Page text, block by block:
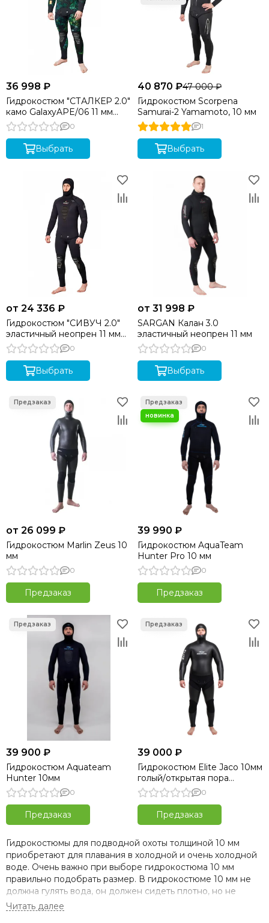
36 998 ₽
Гидрокостюм "СТАЛКЕР 2.0"
камо GalaxyAPE/06 11 мм
SARGAN
0
Выбрать
40 870 ₽47 000 ₽
Гидрокостюм Scorpena
Samurai-2 Yamamoto, 10 мм
1
Выбрать
от 24 336 ₽
Гидрокостюм "СИВУЧ 2.0"
эластичный неопрен 11 мм
SARGAN
0
Выбрать
от 31 998 ₽
SARGAN Калан 3.0
эластичный неопрен 11 мм
0
Выбрать
от 26 099 ₽
Гидрокостюм Marlin Zeus 10
мм
0
Предзаказ
39 990 ₽
Гидрокостюм AquaTeam
Hunter Pro 10 мм
0
Предзаказ
39 900 ₽
Гидрокостюм Aquateam
Hunter 10мм
0
Предзаказ
39 000 ₽
Гидрокостюм Elite Jaco 10мм
голый/открытая пора
черный
0
Предзаказ
Гидрокостюмы для подводной охоты толщиной 10 мм
приобретают для плавания в холодной и очень холодной
воде. Очень важно при выборе гидрокостюма 10 мм
правильно подобрать размер. В гидрокостюме 10 мм не
должна гулять вода, он должен сидеть плотно, но не
пережимать тело охотника. Гидрокостюм 10 мм для